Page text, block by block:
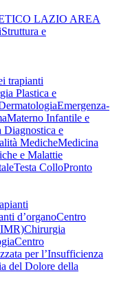
LAZIO AREA
Struttura e
trapianti
Plastica e
Emergenza-
Materno Infantile e
Diagnostica e
MedicheMedicina
e Malattie
Testa ColloPronto
d’organoCentro
Chirurgia
Centro
per l’Insufficienza
del Dolore della